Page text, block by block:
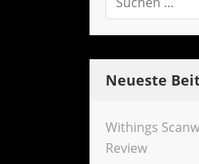
Neueste
Withings
Review